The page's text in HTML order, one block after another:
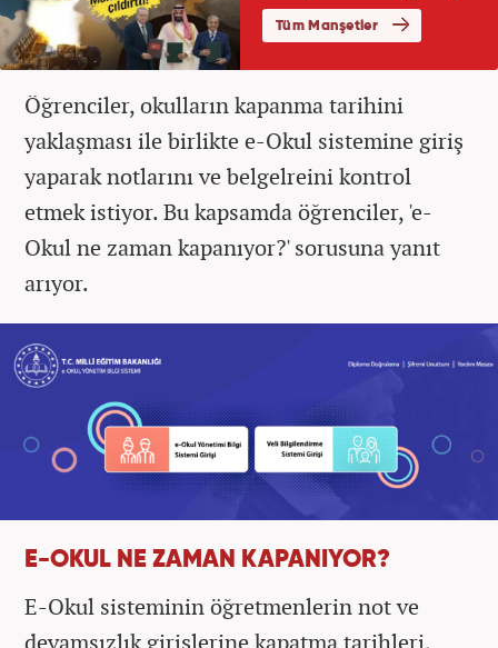
Öğrenciler, okulların kapanma tarihini
yaklaşması ile birlikte e-Okul sistemine giriş
yaparak notlarını ve belgelreini kontrol
etmek istiyor. Bu kapsamda öğrenciler, 'e-
Okul ne zaman kapanıyor?' sorusuna yanıt
arıyor.
E-OKUL NE ZAMAN KAPANIYOR?
E-Okul sisteminin öğretmenlerin not ve
devamsızlık girişlerine kapatma tarihleri,